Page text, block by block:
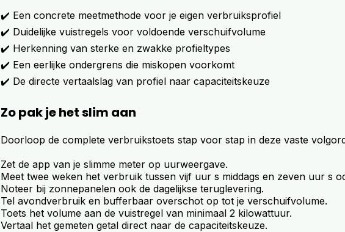
✔️ Een concrete meetmethode voor je eigen verbruiksprofiel
✔️ Duidelijke vuistregels voor voldoende verschuifvolume
✔️ Herkenning van sterke en zwakke profieltypes
✔️ Een eerlijke ondergrens die miskopen voorkomt
✔️ De directe vertaalslag van profiel naar capaciteitskeuze
Zo pak je het slim aan
Doorloop de complete verbruikstoets stap voor stap in deze vaste
Zet de app van je slimme meter op uurweergave.
Meet twee weken het verbruik tussen vijf uur s middags en zeven uur s
Noteer bij zonnepanelen ook de dagelijkse teruglevering.
Tel avondverbruik en bufferbaar overschot op tot je verschuifvolume.
Toets het volume aan de vuistregel van minimaal 2 kilowattuur.
Vertaal het gemeten getal direct naar de capaciteitskeuze.